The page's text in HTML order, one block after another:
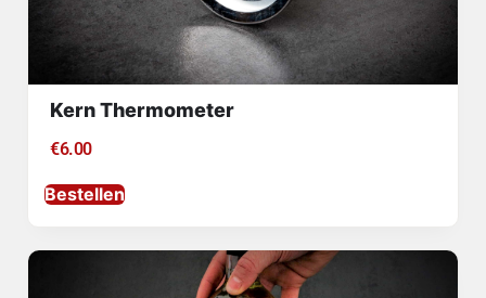
Kern Thermometer
€6.00
Bestellen